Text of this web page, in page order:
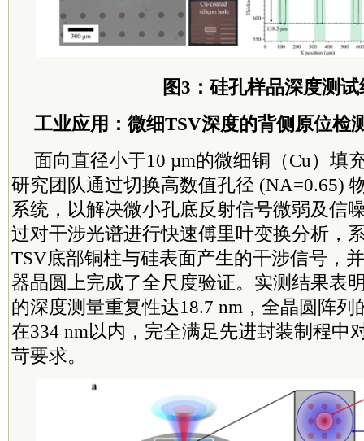
图3：硅孔样品深度测试
工业应用：微细TSV深度的背侧原位检
面向直径小于10 µm的微细铜（Cu）填
研究团队通过切换高数值孔径 (NA=0.65)
系统，以解决微小孔底反射信号微弱及信
过对干涉光谱进行快速傅里叶变换分析，
TSV底部铜柱与硅表面产生的干涉信号，
器晶圆上完成了全尺度验证。实测结果表
的深度测量重复性达18.7 nm，全晶圆阵
在334 nm以内，完全满足先进封装制程中
苛要求。